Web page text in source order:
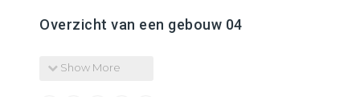
Overzicht van een gebouw 04
Show More